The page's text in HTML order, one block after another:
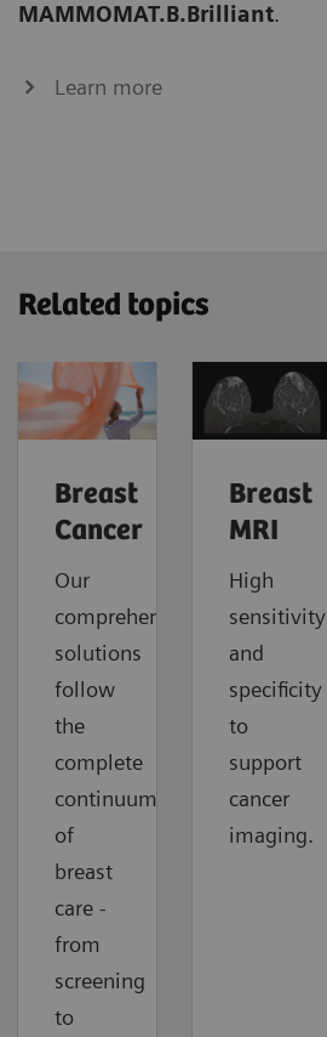
MAMMOMAT.B.Brilliant.
Learn more
Related topics
Breast
Cancer
Our
comprehensive
solutions
follow
the
complete
continuum
of
breast
care -
from
screening
to
Breast
MRI
High
sensitivity
and
specificity
to
support
cancer
imaging.